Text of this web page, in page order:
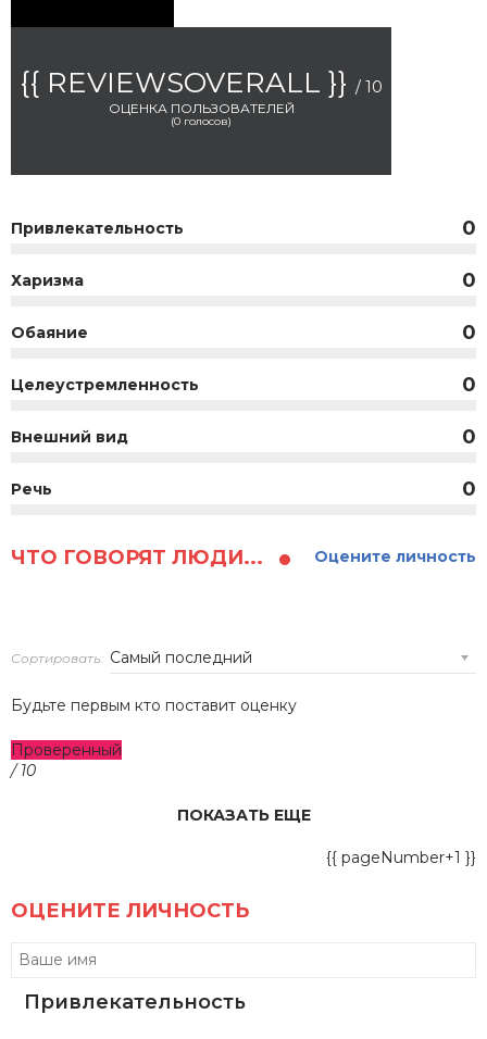
{{ REVIEWSOVERALL }} / 10
ОЦЕНКА ПОЛЬЗОВАТЕЛЕЙ
(0 голосов)
Привлекательность 0
Харизма 0
Обаяние 0
Целеустремленность 0
Внешний вид 0
Речь 0
ЧТО ГОВОРЯТ ЛЮДИ... Оцените личность
Сортировать:
Будьте первым кто поставит оценку
Проверенный
/ 10
ПОКАЗАТЬ ЕЩЕ
{{ pageNumber+1 }}
ОЦЕНИТЕ ЛИЧНОСТЬ
Привлекательность